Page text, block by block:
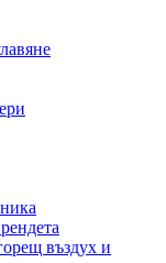
въздух и